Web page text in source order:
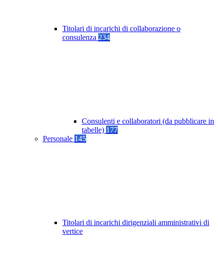
Titolari di incarichi di collaborazione o
consulenza 234
Consulenti e collaboratori (da pubblicare in
tabelle) 177
Personale 145
Titolari di incarichi dirigenziali amministrativi di
vertice